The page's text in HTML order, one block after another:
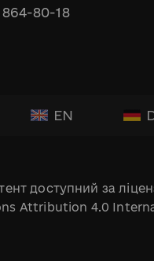
80-18
EN
доступний за
Attribution 4.0